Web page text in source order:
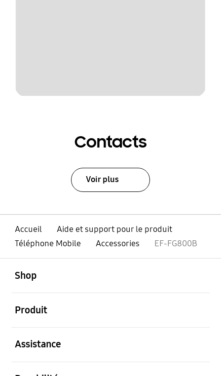
Contacts
Voir plus
Accueil
Aide et support pour le produit
Téléphone Mobile
Accessories EF-FG800B
Shop
Produit
Assistance